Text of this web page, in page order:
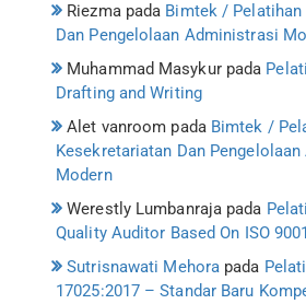
Riezmapada Bimtek /
Dan Pengelolaan Administrasi
Muhammad Masykurpada
Drafting and Writing
Alet vanroom pada Bimtek /
Kesekretariatan Dan
Modern
Werestly Lumbanraja pada
Quality Auditor Based On ISO
Sutrisnawati Mehora pada
17025:2017 – Standar Baru